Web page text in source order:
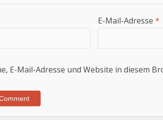
E-Mail-Adresse *
E-Mail-Adresse und Website in diesem